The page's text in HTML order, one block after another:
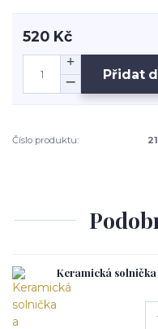
520 Kč
Přidat
Číslo produktu:
Keramická